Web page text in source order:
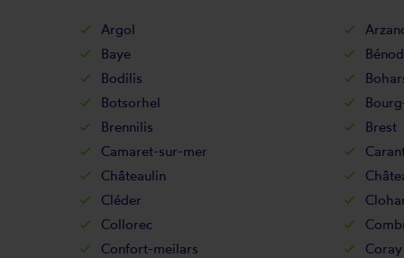
Argol
Baye
Bodilis
Botsorhel
Brennilis
Brest
Camaret-sur-mer
Châteaulin
Cléder
Collorec
Confort-meilars
Coray